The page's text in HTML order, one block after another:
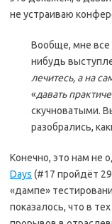
не устраиваю
Вообще, мне все
нибудь
лечитесь, а на
«давать
скучноватыми.
разобрались,
Конечно, это нам не
Days (#17 пройдёт
«дампе»
показалось, что в